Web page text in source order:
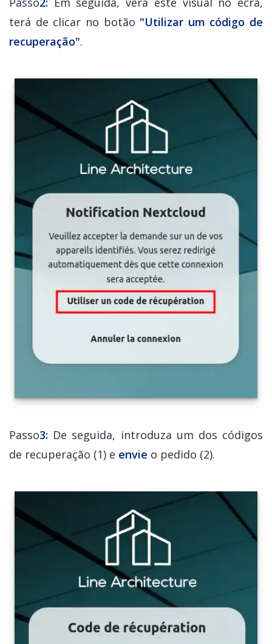
terá de clicar no botão "Utilizar um código de
recuperação".
Passo3: De seguida, introduza um dos códigos
de recuperação (1) e envie o pedido (2).